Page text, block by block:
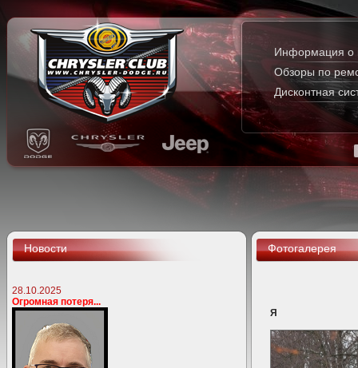
Информация о
Обзоры по
Дисконтная
Новости
28.10.2025
Огромная потеря...
Фотогалерея
Я